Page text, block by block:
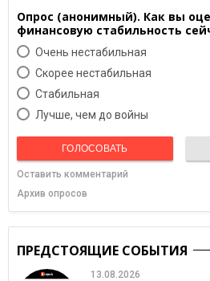
Опрос (анонимный). Как вы
финансовую стабильность
Очень нестабильная
Скорее нестабильная
Cтабильная
Лучше, чем до войны
ГОЛОСОВАТЬ
Оставить комментарий
Архив опросов
ПРЕДСТОЯЩИЕ СОБЫТИЯ
13.08.2026